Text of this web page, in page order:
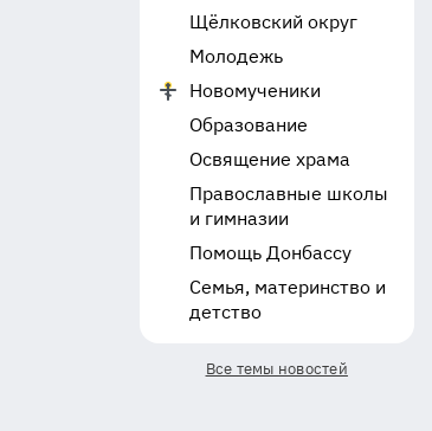
Щёлковский округ
Молодежь
Новомученики
Образование
Освящение храма
Православные школы
и гимназии
Помощь Донбассу
Семья, материнство и
детство
Все темы новостей